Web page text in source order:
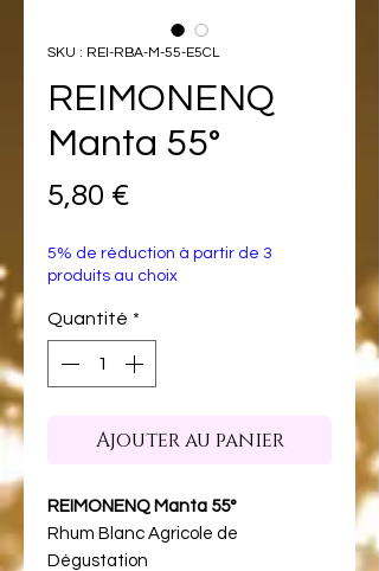
SKU : REI-RBA-M-55-E5CL
REIMONENQ
Manta 55°
5,80 €
5% de réduction à partir de 3
produits au choix
Quantité *
Ajouter au panier
REIMONENQ Manta 55°
Rhum Blanc Agricole de
Dégustation